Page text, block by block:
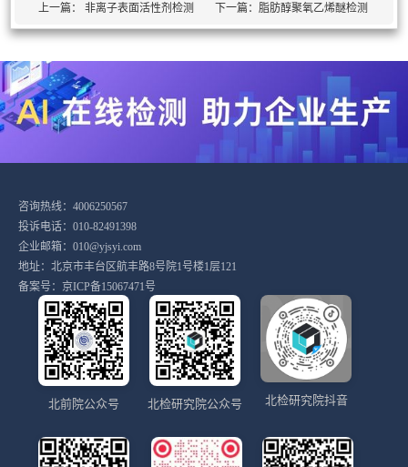
上一篇：非离子表面活性剂检测 下一篇：脂肪醇聚氧乙烯醚检测
咨询热线：4006250567
投诉电话：010-82491398
企业邮箱：010@yjsyi.com
地址：北京市丰台区航丰路8号院1号楼1层121
备案号： 京ICP备15067471号
北前院公众号 北检研究院公众号 北检研究院抖音